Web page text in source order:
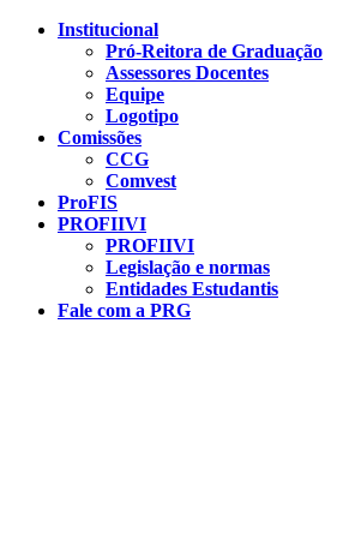
Conteúdo principal
Institucional
Pró-Reitora de Graduação
Assessores Docentes
Equipe
Logotipo
Comissões
CCG
Comvest
ProFIS
PROFIIVI
PROFIIVI
Legislação e normas
Entidades Estudantis
Fale com a PRG